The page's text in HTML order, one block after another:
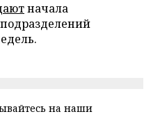
начала
на наши